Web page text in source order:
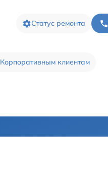
Статус ремонта
Корпоративным клиентам